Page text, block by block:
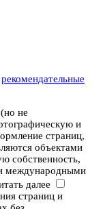
рекомендательные
не
и
страниц,
объектами
собственность,
международными
далее
страниц и